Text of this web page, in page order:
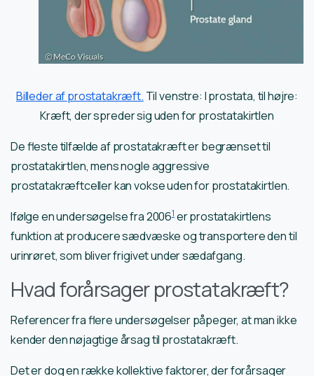
Billeder af prostatakræft. Til venstre: I prostata, til højre:
Kræft, der spreder sig uden for prostatakirtlen
De fleste tilfælde af prostatakræft er begrænset til
prostatakirtlen, mens nogle aggressive
prostatakræftceller kan vokse uden for prostatakirtlen.
Ifølge en undersøgelse fra 20061er prostatakirtlens
funktion at producere sædvæske og transportere den til
urinrøret, som bliver frigivet under sædafgang.
Hvad forårsager prostatakræft?
Referencer fra flere undersøgelser påpeger, at man ikke
kender den nøjagtige årsag til prostatakræft.
Det er dog en række kollektive faktorer, der forårsager